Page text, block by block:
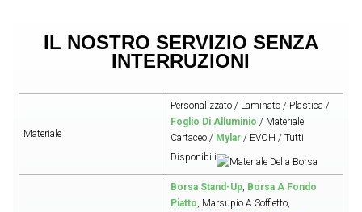
IL NOSTRO SERVIZIO SENZA
INTERRUZIONI
Materiale
Personalizzato / Laminato / Plastica /
Foglio Di Alluminio / Materiale
Cartaceo / Mylar/ EVOH / Tutti
Disponibili
Borsa Stand-Up, Borsa A Fondo
Piatto , Marsupio A Soffietto,